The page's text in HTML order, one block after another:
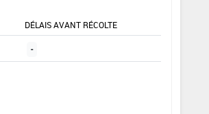
DÉLAIS AVANT RÉCOLTE
-